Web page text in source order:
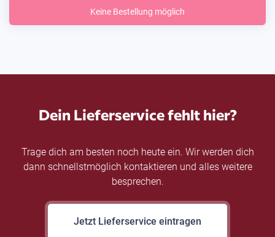
Keine Bestellung möglich
Dein Lieferservice fehlt hier?
Trage dich am besten noch heute ein. Wir werden dich
dann schnellstmöglich kontaktieren und alles weitere
besprechen.
Jetzt Lieferservice eintragen